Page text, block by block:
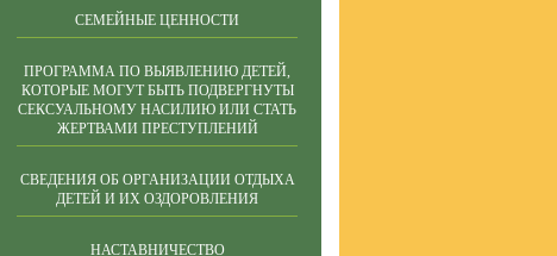
СЕМЕЙНЫЕ ЦЕННОСТИ
ПРОГРАММА ПО ВЫЯВЛЕНИЮ ДЕТЕЙ,
КОТОРЫЕ МОГУТ БЫТЬ ПОДВЕРГНУТЫ
СЕКСУАЛЬНОМУ НАСИЛИЮ ИЛИ СТАТЬ
ЖЕРТВАМИ ПРЕСТУПЛЕНИЙ
СВЕДЕНИЯ ОБ ОРГАНИЗАЦИИ ОТДЫХА
ДЕТЕЙ И ИХ ОЗДОРОВЛЕНИЯ
НАСТАВНИЧЕСТВО